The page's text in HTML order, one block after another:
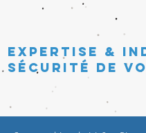
Expertise &
sécurité de